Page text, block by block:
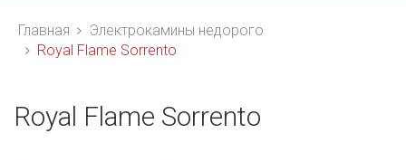
Главная
Электрокамины недорого
Royal Flame Sorrento
Royal Flame Sorrento